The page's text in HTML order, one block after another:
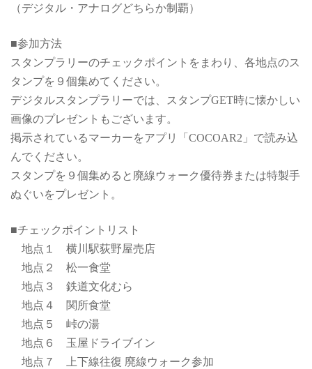
（デジタル・アナログどちらか制覇）
■参加方法
スタンプラリーのチェックポイントをまわり、各地点のス
タンプを９個集めてください。
デジタルスタンプラリーでは、スタンプGET時に懐かしい
画像のプレゼントもございます。
掲示されているマーカーをアプリ「COCOAR2」で読み込
んでください。
スタンプを９個集めると廃線ウォーク優待券または特製手
ぬぐいをプレゼント。
■チェックポイントリスト
地点１ 横川駅荻野屋売店
地点２ 松一食堂
地点３ 鉄道文化むら
地点４ 関所食堂
地点５ 峠の湯
地点６ 玉屋ドライブイン
地点７ 上下線往復 廃線ウォーク参加